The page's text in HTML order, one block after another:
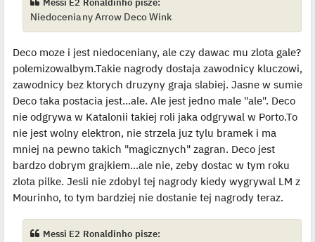
y
p
s
Niedoceniany Arrow Deco Wink
Deco moze i jest niedoceniany, ale czy dawac mu zlota gale?
polemizowalbym.Takie nagrody dostaja zawodnicy kluczowi,
zawodnicy bez ktorych druzyny graja slabiej. Jasne w sumie
Deco taka postacia jest...ale. Ale jest jedno male "ale". Deco
nie odgrywa w Katalonii takiej roli jaka odgrywal w Porto.To
nie jest wolny elektron, nie strzela juz tylu bramek i ma
mniej na pewno takich "magicznych" zagran. Deco jest
bardzo dobrym grajkiem...ale nie, zeby dostac w tym roku
zlota pilke. Jesli nie zdobyl tej nagrody kiedy wygrywal LM z
Mourinho, to tym bardziej nie dostanie tej nagrody teraz.
Messi E2 Ronaldinho pisze: